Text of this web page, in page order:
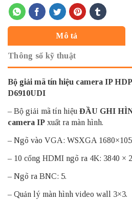
Mô tả
Thông số kỹ thuật
Bộ giải mã tín hiệu camera IP
D6910UDI
– Bộ giải mã tín hiệu ĐẦU GHI
camera IP xuất ra màn hình.
– Ngõ vào VGA: WSXGA
– 10 cổng HDMI ngõ ra 4K: 3840 ×
– Ngõ ra BNC: 5.
– Quản lý màn hình video wall 3×3.